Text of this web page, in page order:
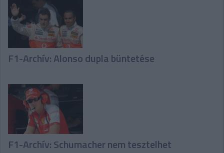
F1-Archív: Alonso dupla büntetése
F1-Archív: Schumacher nem tesztelhet